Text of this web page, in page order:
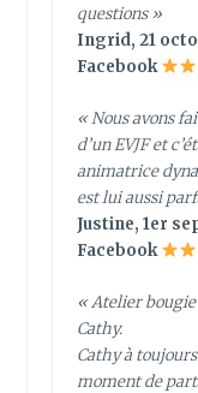
questions »
Ingrid, 21
Facebook
« Nous avons
d’un EVJF et
animatrice
est lui aussi
Justine, 1er
Facebook
« Atelier bougie
Cathy.
Cathy à
moment de